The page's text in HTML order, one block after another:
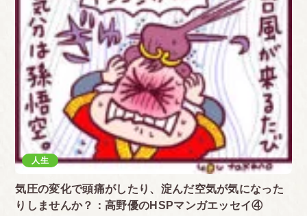
人生
気圧の変化で頭痛がしたり、淀んだ空気が気になった
りしませんか？：高野優のHSPマンガエッセイ④